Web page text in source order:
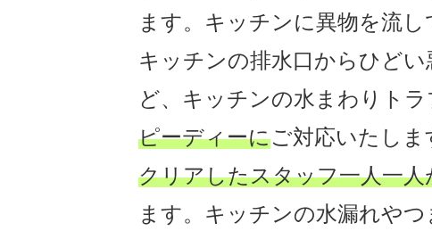
ます。キッチンに異物を流
キッチンの排水口からひど
ど、キッチンの水まわりトラ
ピーディーにご対応いたし
クリアしたスタッフ一人一
ます。キッチンの水漏れや